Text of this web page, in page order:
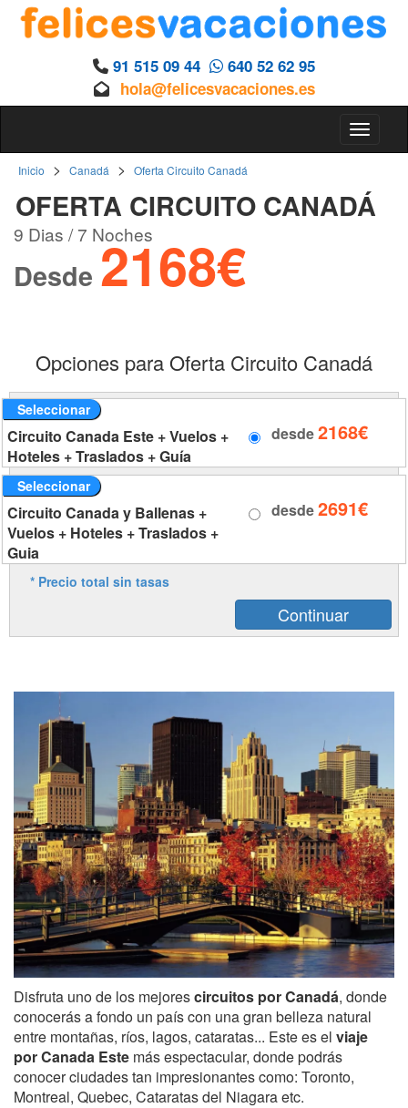
91 515 09 44
640 52 62 95
hola@felicesvacaciones.es
Inicio > Canadá > Oferta Circuito Canadá
OFERTA CIRCUITO CANADÁ
9 Dias / 7 Noches
Desde 2168€
Opciones para Oferta Circuito Canadá
Seleccionar
Circuito Canada Este + Vuelos +
Hoteles + Traslados + Guía
desde2168€
Seleccionar
Circuito Canada y Ballenas +
Vuelos + Hoteles + Traslados +
Guia
desde2691€
* Precio total sin tasas
Disfruta uno de los mejorescircuitos por Canadá, donde
conocerás a fondo un país con una gran belleza natural
entre montañas, ríos, lagos, cataratas... Este es el viaje
porCanada Este más espectacular, donde podrás
conocer ciudades tan impresionantes como: Toronto,
Montreal, Quebec, Cataratas del Niagara etc.